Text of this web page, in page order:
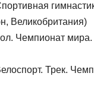
Великобритания)
Чемпионат
Трек.